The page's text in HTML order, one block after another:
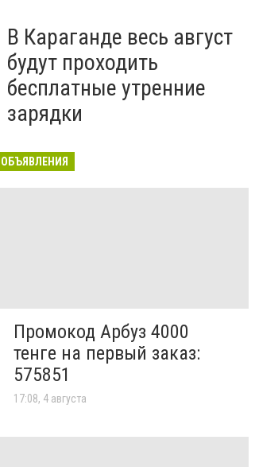
В Караганде весь август
будут проходить
бесплатные утренние
зарядки
ОБЪЯВЛЕНИЯ
Промокод Арбуз 4000
тенге на первый заказ:
575851
17:08, 4 августа